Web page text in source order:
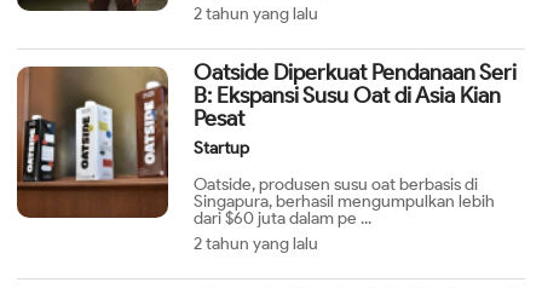
2 tahun yang lalu
Oatside Diperkuat Pendanaan Seri
B: Ekspansi Susu Oat di Asia Kian
Pesat
Startup
Oatside, produsen susu oat berbasis di
Singapura, berhasil mengumpulkan lebih
dari $60 juta dalam pe ...
2 tahun yang lalu